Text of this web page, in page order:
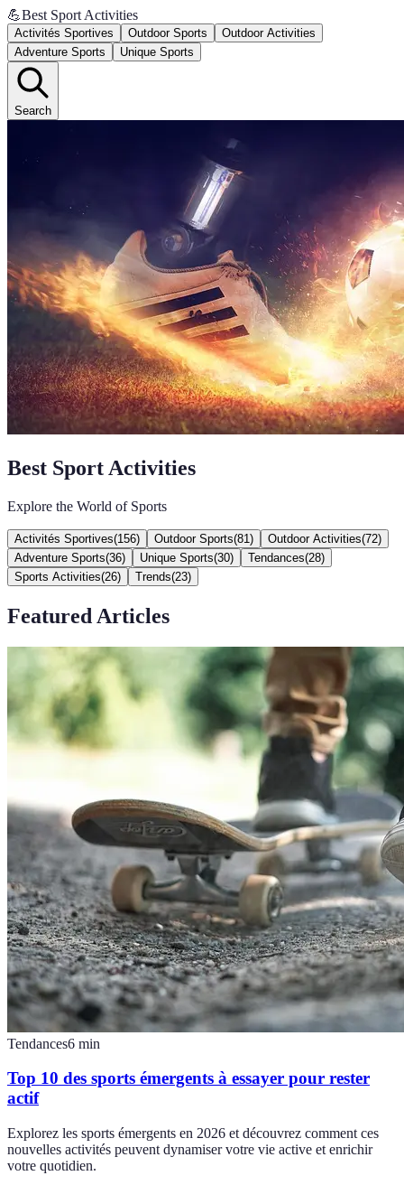
💪Best Sport Activities
Activités Sportives Outdoor Sports
Outdoor Activities
Adventure Sports
Unique Sports
Search
Best Sport Activities
Explore the World of Sports
Activités Sportives(156) Outdoor Sports(81 ) Outdoor Activities(72)
Adventure Sports(36) Unique Sports(30) Tendances(28)
Sports Activities(26) Trends(23)
Featured Articles
Tendances6 min
Top 10 des sports émergents à essayer pour rester
actif
Explorez les sports émergents en 2026 et découvrez comment ces
nouvelles activités peuvent dynamiser votre vie active et enrichir
votre quotidien.